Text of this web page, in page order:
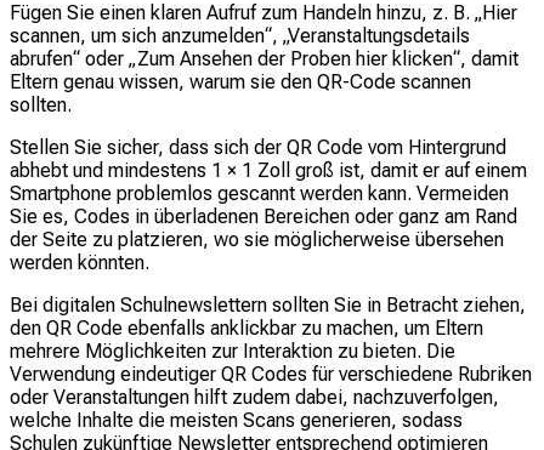
Fügen Sie einen klaren Aufruf zum Handeln hinzu, z. B. „Hier
scannen, um sich anzumelden“, „Veranstaltungsdetails
abrufen“ oder „Zum Ansehen der Proben hier klicken“, damit
Eltern genau wissen, warum sie den QR-Code scannen
sollten.
Stellen Sie sicher, dass sich der QR Code vom Hintergrund
abhebt und mindestens 1 × 1 Zoll groß ist, damit er auf einem
Smartphone problemlos gescannt werden kann. Vermeiden
Sie es, Codes in überladenen Bereichen oder ganz am Rand
der Seite zu platzieren, wo sie möglicherweise übersehen
werden könnten.
Bei digitalen Schulnewslettern sollten Sie in Betracht ziehen,
den QR Code ebenfalls anklickbar zu machen, um Eltern
mehrere Möglichkeiten zur Interaktion zu bieten. Die
Verwendung eindeutiger QR Codes für verschiedene Rubriken
oder Veranstaltungen hilft zudem dabei, nachzuverfolgen,
welche Inhalte die meisten Scans generieren, sodass
Schulen zukünftige Newsletter entsprechend optimieren